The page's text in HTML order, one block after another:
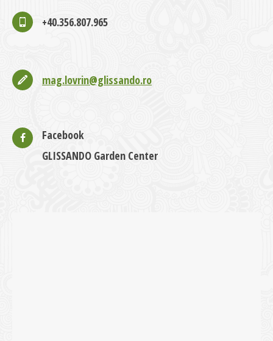
+40.356.807.965
mag.lovrin@glissando.ro
Facebook
GLISSANDO Garden Center